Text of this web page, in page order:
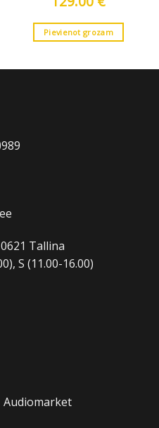
Pievienot grozam
Tallina
S (11.00-16.00)
Audiomarket